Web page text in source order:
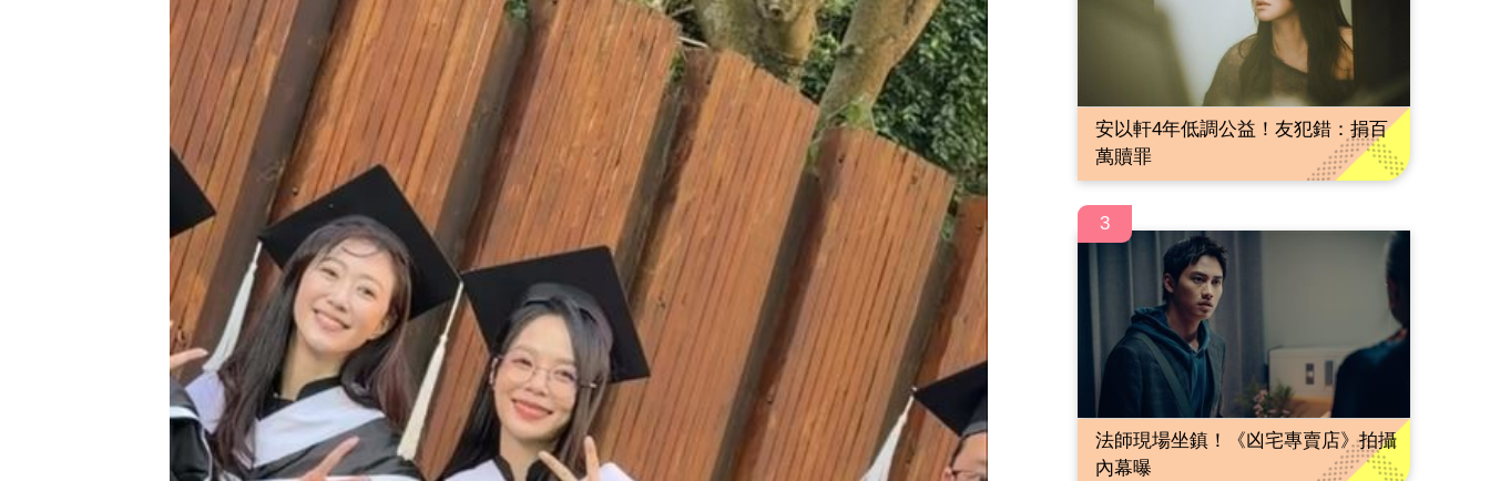
安以軒4年低調公益！友犯錯：捐百
萬贖罪
3
法師現場坐鎮！《凶宅專賣店》拍攝
內幕曝